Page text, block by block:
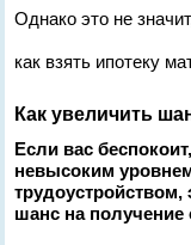
Однако это не
как взять ипотеку
Как увеличить
Если вас
невысоким
шанс на получение